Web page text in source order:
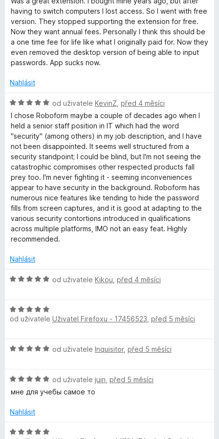
d
n
o
c
e
n
:
z
5
having to switch computers I lost access. So I went with free
version. They stopped supporting the extension for free.
Now they want annual fees. Personally I think this should be
a one time fee for life like what I originally paid for. Now they
even removed the desktop version of being able to input
passwords. App sucks now.
Nahlásit
H
o
d
n
o
c
e
n
:
5
z
5
od uživatele KevinZ před 4 měsíci
I chose Roboform maybe a couple of decades ago when I
held a senior staff position in IT which had the word
"security" (among others) in my job description, and I have
not been disappointed. It seems well structured from a
security standpoint; I could be blind, but I'm not seeing the
catastrophic compromises other respected products fall
prey too. I'm never fighting it - seeming inconveniences
appear to have security in the background. Roboform has
numerous nice features like tending to hide the password
fills from screen captures, and it is good at adapting to the
various security contortions introduced in qualifications
across multiple platforms, IMO not an easy feat. Highly
recommended.
Nahlásit
H
n
o
n
5
z
od uživatele Kikou před 4 měsíci
H
o
o
n
5
5
od uživatele Uživatel Firefoxu - 17456523 před 5 měsíci
H
n
o
e
í
od uživatele Inquisitor, před 5 měsíci
H
o
n
c
od uživatele juin před 5 měsíci
мне для учебы самое то
Nahlásit
H